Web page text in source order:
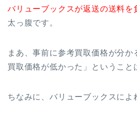
バリューブックスが返送の送料を
太っ腹です。
まあ、事前に参考買取価格が分か
買取価格が低かった」ということ
ちなみに、バリューブックスによ